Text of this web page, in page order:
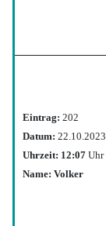
Eintrag: 202
Datum: 22.10.2023
Uhrzeit: 12:07 Uhr
Name: Volker